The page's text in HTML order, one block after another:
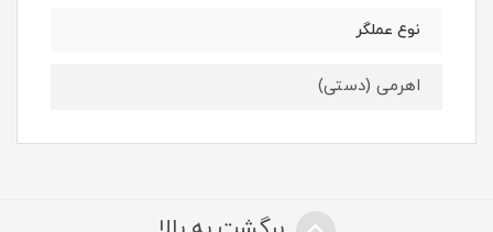
نوع عملگر
اهرمی (دستی)